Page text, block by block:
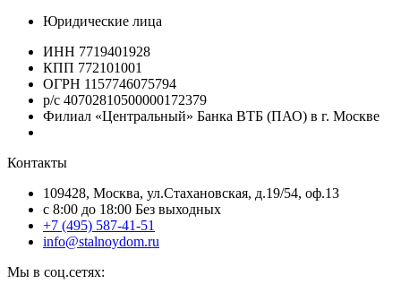
Юридические лица
ИНН 7719401928
КПП 772101001
ОГРН 1157746075794
р/с 40702810500000172379
Филиал «Центральный» Банка ВТБ (ПАО) в г. Москве
Контакты
109428, Москва, ул.Стахановская, д.19/54, оф.13
c 8:00 до 18:00 Без выходных
+7 (495) 587-41-51
info@stalnoydom.ru
Мы в соц.сетях: